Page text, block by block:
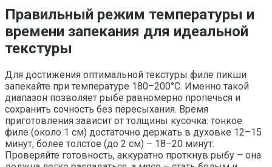
Правильный режим температуры и
времени запекания для идеальной
текстуры
Для достижения оптимальной текстуры филе пикши
запекайте при температуре 180–200°C. Именно такой
диапазон позволяет рыбе равномерно пропечься и
сохранить сочность без пересыхания. Время
приготовления зависит от толщины кусочка: тонкое
филе (около 1 см) достаточно держать в духовке 12–15
минут, более толстое (до 2 см) – 18–20 минут.
Проверяйте готовность, аккуратно проткнув рыбу – она